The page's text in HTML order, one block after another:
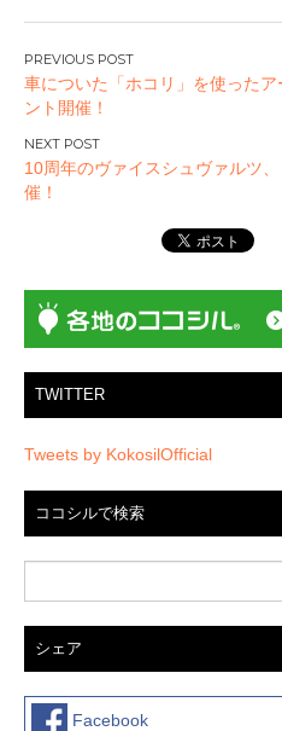
投
稿
ナ
ビ
ゲ
ン
車についた「ホコリ」を使った
ント開催！
10周年のヴァイスシュヴァルツ
催！
TWITTER
Tweets by KokosilOfficial
ココシルで検索
シェア
Facebook